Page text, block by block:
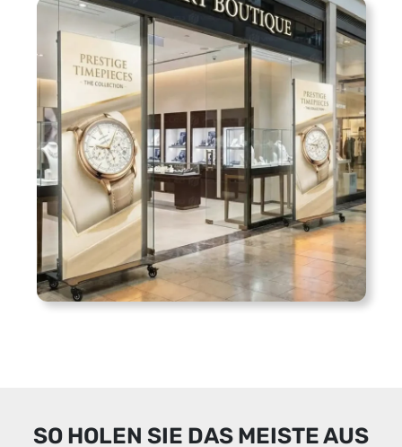
SO HOLEN SIE DAS MEISTE AUS